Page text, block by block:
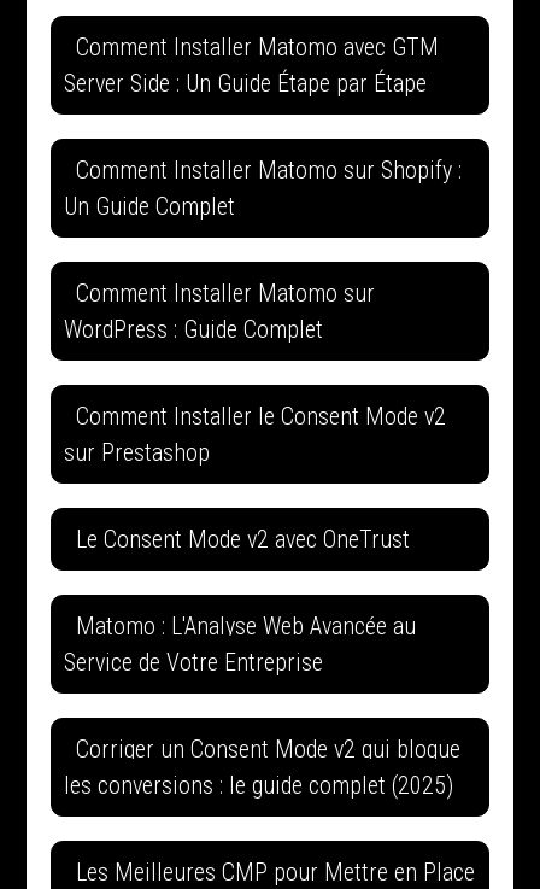
Comment Installer Matomo avec GTM
Server Side : Un Guide Étape par Étape
Comment Installer Matomo sur Shopify :
Un Guide Complet
Comment Installer Matomo sur
WordPress : Guide Complet
Comment Installer le Consent Mode v2
sur Prestashop
Le Consent Mode v2 avec OneTrust
Matomo : L'Analyse Web Avancée au
Service de Votre Entreprise
Corriger un Consent Mode v2 qui bloque
les conversions : le guide complet (2025)
Les Meilleures CMP pour Mettre en Place